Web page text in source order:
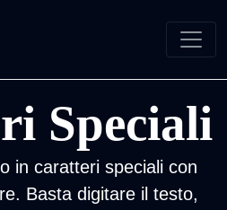
Speciali
in caratteri speciali con
Basta digitare il testo,